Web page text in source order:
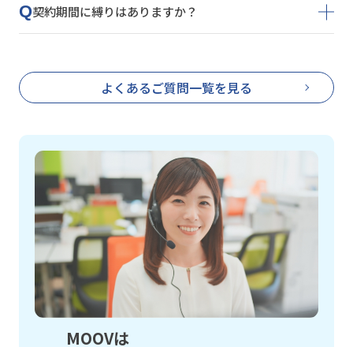
Q契約期間に縛りはありますか？
よくあるご質問一覧を見る
MOOVは